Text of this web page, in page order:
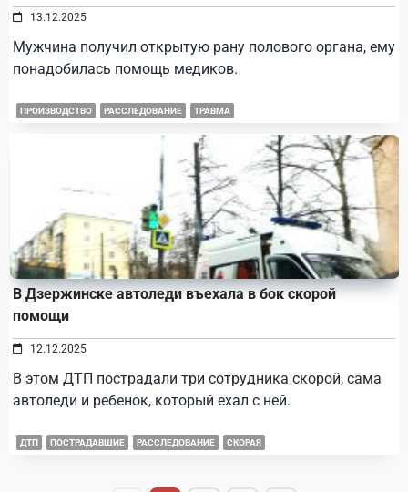
13.12.2025
Мужчина получил открытую рану полового органа, ему
понадобилась помощь медиков.
ПРОИЗВОДСТВО РАССЛЕДОВАНИЕ ТРАВМА
В Дзержинске автоледи въехала в бок скорой
помощи
12.12.2025
В этом ДТП пострадали три сотрудника скорой, сама
автоледи и ребенок, который ехал с ней.
ДТП ПОСТРАДАВШИЕ РАССЛЕДОВАНИЕ СКОРАЯ